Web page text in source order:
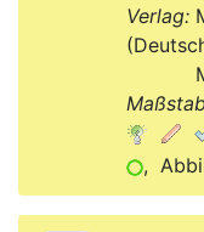
Verlag:
,